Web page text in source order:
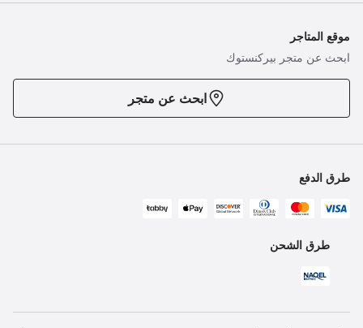
موقع المتاجر
ابحث عن متجر بيركنستوك
ابحث عن متجر
طرق الدفع
طرق الشحن